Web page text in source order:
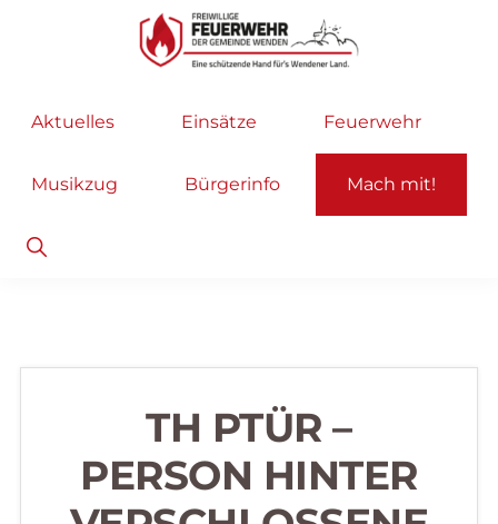
Hauptnavigation
Feuerwehr
helfen
selbstverständlich!
Aktuelles Einsätze Feuerwehr
Musikzug Bürgerinfo Mach mit!
Show
Search
TH PTÜR –
PERSON HINTER